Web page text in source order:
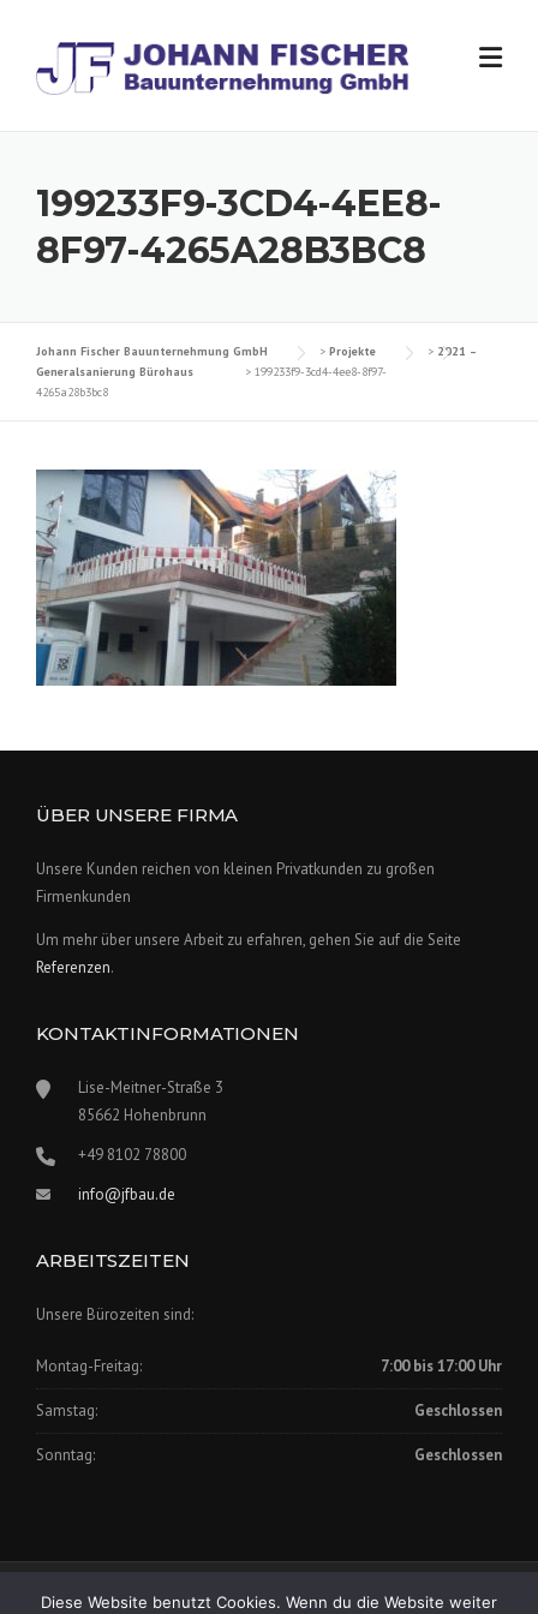
content
199233F9-3CD4-4EE8-
8F97-4265A28B3BC8
Johann Fischer Bauunternehmung GmbH > Projekte > 2021 –
Generalsanierung Bürohaus
> 199233f9-3cd4-4ee8-8f97-
4265a28b3bc8
ÜBER UNSERE FIRMA
Unsere Kunden reichen von kleinen Privatkunden zu großen
Firmenkunden
Um mehr über unsere Arbeit zu erfahren, gehen Sie auf die Seite
Referenzen.
KONTAKTINFORMATIONEN
Lise-Meitner-Straße 3
85662 Hohenbrunn
+49 8102 78800
info@jfbau.de
ARBEITSZEITEN
Unsere Bürozeiten sind:
Montag-Freitag: 7:00 bis 17:00 Uhr
Samstag: Geschlossen
Sonntag: Geschlossen
Impressum|Datenschutz
Diese Website benutzt Cookies. Wenn du die Website weiter